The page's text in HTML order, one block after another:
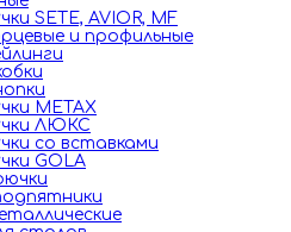
SETE, AVIOR, MF
и профильные
METAX
ЛЮКС
со вставками
GOLA